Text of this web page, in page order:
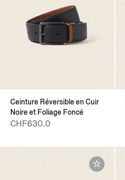
Ceinture Réversible en Cuir
Noire et Foliage Foncé
CHF630.0